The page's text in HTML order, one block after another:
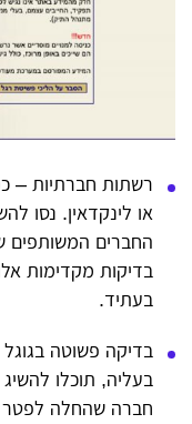
רשתות חברתיות –
או לינקדאין. נסו
החברים המשותפים
בדיקות מקדימות
בעתיד.
בדיקה פשוטה
בעליה, תוכלו
חברה שהחלה